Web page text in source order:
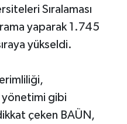
Sıralaması
yaparak 1.745
yükseldi.
yönetimi gibi
çeken BAÜN,